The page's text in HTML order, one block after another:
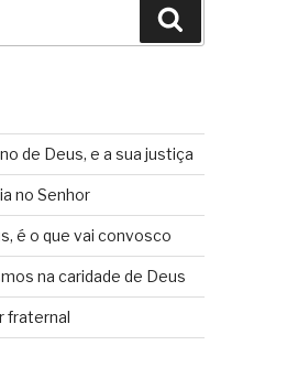
de Deus, e a sua justiça
no Senhor
é o que vai convosco
na caridade de Deus
fraternal